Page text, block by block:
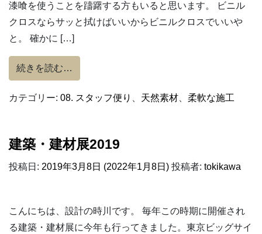
漆喰を使うことを躊躇する方もいると思います。 ビニル
クロスならサッと拭けばいいからビニルクロスでいいや
と。 確かに […]
続きを読む…
カテゴリー: 08. スタッフ便り 、 天然素材、 柔軟な施工
建築・建材展2019
投稿日: 2019年3月8日 (2022年1月8日) 投稿者: tokikawa
こんにちは、設計の時川です。 毎年この時期に開催され
る建築・建材展に今年も行ってきました。東京ビッグサイ